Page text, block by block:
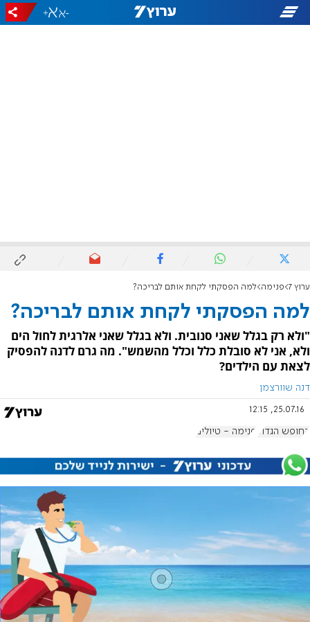
-
+
ערוץ 7 פנימה למה הפסקתי לקחת אותם לבריכה?
למה הפסקתי לקחת אותם לבריכה?
"ולא רק בגלל שאני סנובית. ולא בגלל שאני אלרגית לחול הים
ולא, אני לא סובלת כלל וכלל מהשמש". מה גרם לדנה להפסיק
לצאת עם הילדים?
דנה שוורצמן
25.07.16, 12:15
החופש הגדול פנימה - טיולים